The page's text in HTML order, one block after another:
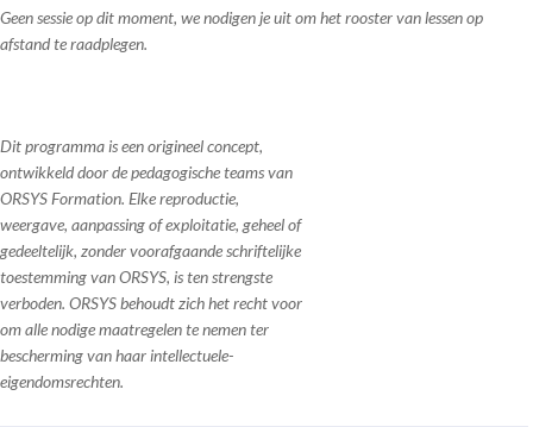
Geen sessie op dit moment, we nodigen je uit om het rooster van lessen op
afstand te raadplegen.
Dit programma is een origineel concept,
ontwikkeld door de pedagogische teams van
ORSYS Formation. Elke reproductie,
weergave, aanpassing of exploitatie, geheel of
gedeeltelijk, zonder voorafgaande schriftelijke
toestemming van ORSYS, is ten strengste
verboden. ORSYS behoudt zich het recht voor
om alle nodige maatregelen te nemen ter
bescherming van haar intellectuele-
eigendomsrechten.